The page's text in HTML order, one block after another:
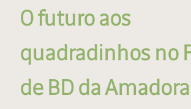
O futuro aos
quadradinhos no
de BD da Amadora